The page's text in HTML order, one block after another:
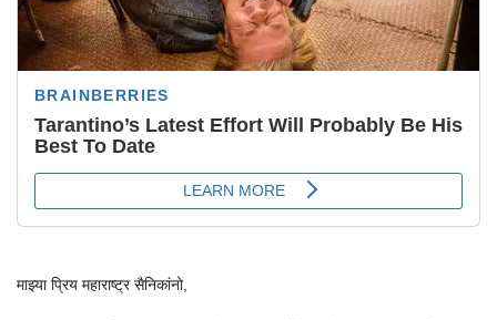
माझ्या प्रिय महाराष्ट्र सैनिकांनो,